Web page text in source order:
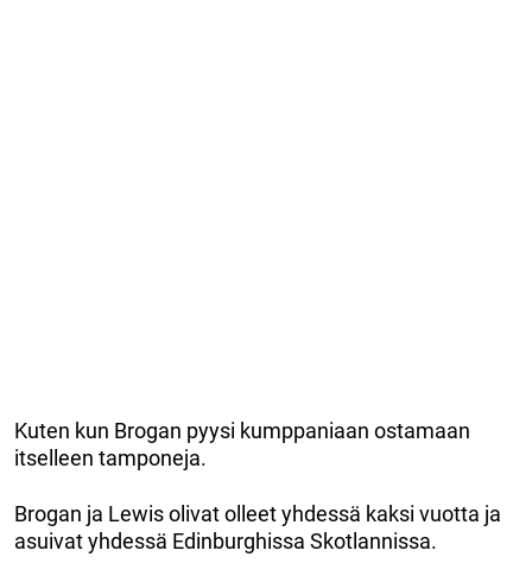
Kuten kun Brogan pyysi kumppaniaan ostamaan
itselleen tamponeja.
Brogan ja Lewis olivat olleet yhdessä kaksi vuotta ja
asuivat yhdessä Edinburghissa Skotlannissa.